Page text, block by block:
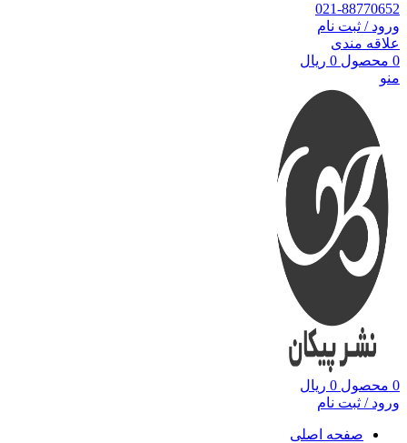
021-88770652
ورود / ثبت نام
علاقه مندی
0 محصول 0 ریال
منو
0 محصول 0 ریال
ورود / ثبت نام
صفحه اصلی